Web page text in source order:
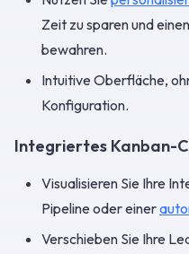
Zeit zu sparen und
bewahren.
Intuitive Oberfläche,
Konfiguration.
Integriertes Kanban-
Visualisieren Sie Ihre
Pipeline oder einer
Verschieben Sie Ihre